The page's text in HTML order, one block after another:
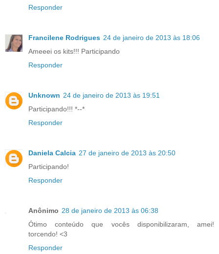
Responder
Francilene Rodrigues 24 de janeiro de 2013 às 18:06
Ameeei os kits!!! Participando
Responder
Unknown 24 de janeiro de 2013 às 19:51
Participando!!! *--*
Responder
Daniela Calcia 27 de janeiro de 2013 às 20:50
Participando!
Responder
Anônimo 28 de janeiro de 2013 às 06:38
Ótimo conteúdo que vocês disponibilizaram, amei!
torcendo! <3
Responder